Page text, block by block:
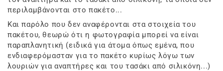
περιλαμβάνονται στο πακέτο...
Και παρόλο που δεν αναφέρονται στα στοιχεία του
πακέτου, θεωρώ ότι η φωτογραφία μπορεί να είναι
παραπλανητική (ειδικά για άτομα όπως εμένα, που
ενδιαφερόμασταν για το πακέτο κυρίως λόγω των
λουριών για αναπτήρες και του τασάκι από σιλικόνη...)